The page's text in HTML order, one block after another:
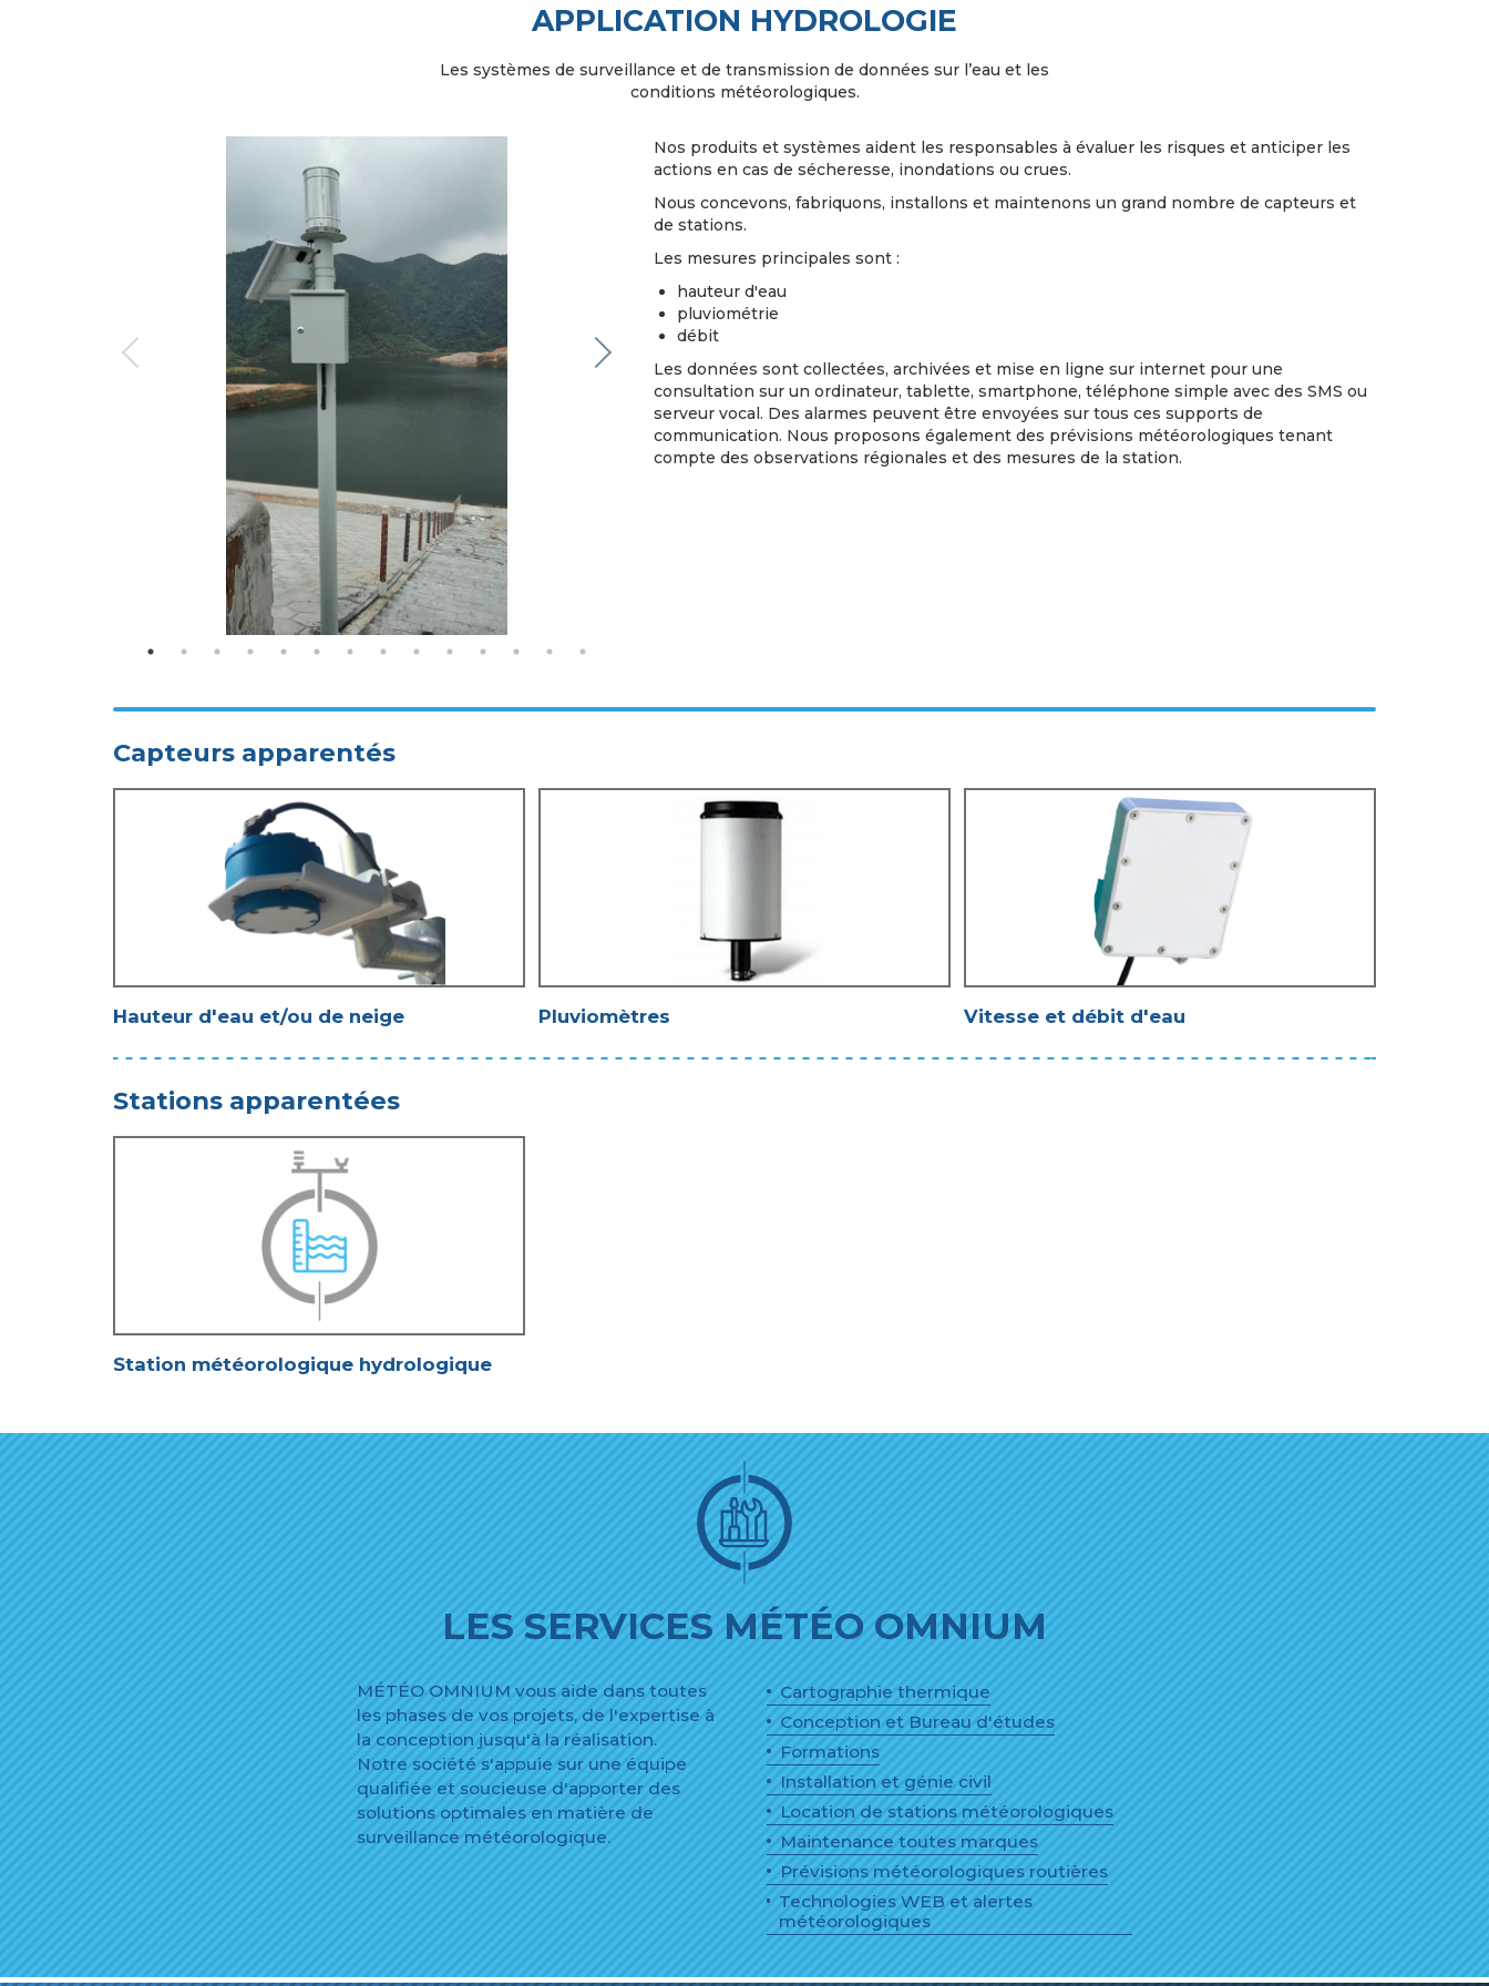
APPLICATION HYDROLOGIE
Les systèmes de surveillance et de transmission de données sur l’eau et les
conditions météorologiques.
Next
Nos produits et systèmes aident les responsables à évaluer les risques et anticiper les
actions en cas de sécheresse, inondations ou crues.
Nous concevons, fabriquons, installons et maintenons un grand nombre de capteurs et
de stations.
Les mesures principales sont :
hauteur d'eau
pluviométrie
débit
Les données sont collectées, archivées et mise en ligne sur internet pour une
consultation sur un ordinateur, tablette, smartphone, téléphone simple avec des SMS ou
serveur vocal. Des alarmes peuvent être envoyées sur tous ces supports de
communication. Nous proposons également des prévisions météorologiques tenant
compte des observations régionales et des mesures de la station.
Capteurs apparentés
Hauteur d'eau et/ou de neige Pluviomètres Vitesse et débit d'eau
Stations apparentées
Station météorologique hydrologique
LES SERVICES MÉTÉO OMNIUM
MÉTÉO OMNIUM vous aide dans toutes
les phases de vos projets, de l'expertise à
la conception jusqu'à la réalisation.
Notre société s'appuie sur une équipe
qualifiée et soucieuse d'apporter des
solutions optimales en matière de
surveillance météorologique.
Cartographie thermique
Conception et Bureau d'études
Formations
Installation et génie civil
Location de stations météorologiques
Maintenance toutes marques
Prévisions météorologiques routières
Technologies WEB et alertes
météorologiques